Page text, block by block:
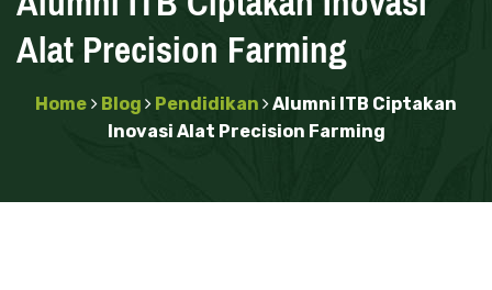
Alat Precision Farming
Home Blog Pendidikan
Alumni ITB Ciptakan
Inovasi Alat Precision Farming